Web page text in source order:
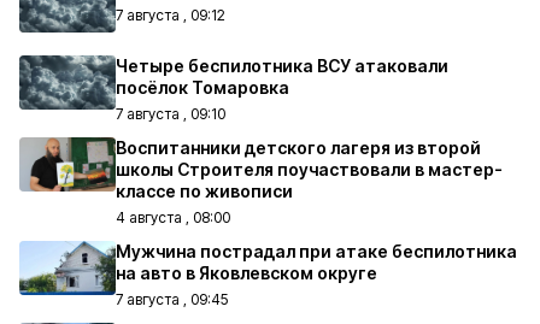
7 августа , 09:12
Четыре беспилотника ВСУ атаковали
посёлок Томаровка
7 августа , 09:10
Воспитанники детского лагеря из второй
школы Строителя поучаствовали в мастер-
классе по живописи
4 августа , 08:00
Мужчина пострадал при атаке беспилотника
на авто в Яковлевском округе
7 августа , 09:45